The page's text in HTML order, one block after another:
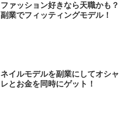
ファッション好きなら天職かも？
副業でフィッティングモデル！
ネイルモデルを副業にしてオシャ
レとお金を同時にゲット！